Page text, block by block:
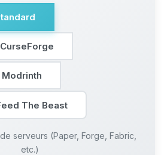
The Beast
serveurs (Paper, Forge, Fabric,
etc.)